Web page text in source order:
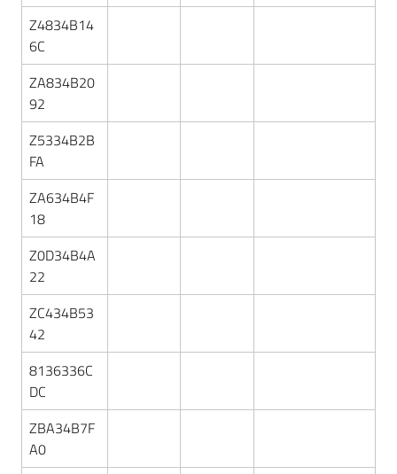
Z4834B14
6C
ZA834B20
92
Z5334B2B
FA
ZA634B4F
18
Z0D34B4A
22
ZC434B53
42
8136336C
DC
ZBA34B7F
A0